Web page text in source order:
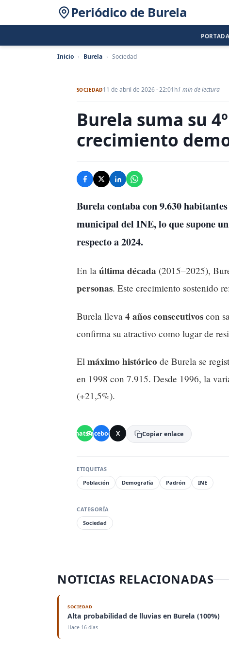
Periódico de Burela
PORTADA
Inicio › Burela › Sociedad
SOCIEDAD11 de abril de 2026 · 22:01h1 min de lectura
Burela suma su
crecimiento
Burelacontaba con9.630 habitantes
municipal del INE, lo que supone
respecto a 2024.
En la última década (2015–2025),
personas. Este crecimiento sostenido
Burela lleva 4 años consecutivos con
confirma su atractivo como lugar de
El máximo histórico de Burela se
en 1998 con 7.915. Desde 1996, la
(+21,5%).
WhatsApp
Facebook X Copiar enlace
ETIQUETAS
Población
Demografía Padrón INE
CATEGORÍA
Sociedad
NOTICIAS RELACIONADAS
SOCIEDAD
Alta probabilidad de lluvias en Burela (100%)
Hace 16 días